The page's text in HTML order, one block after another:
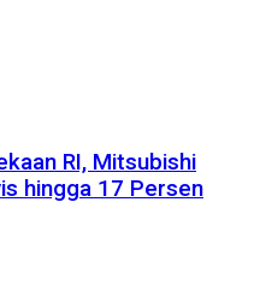
RI, Mitsubishi
hingga 17 Persen